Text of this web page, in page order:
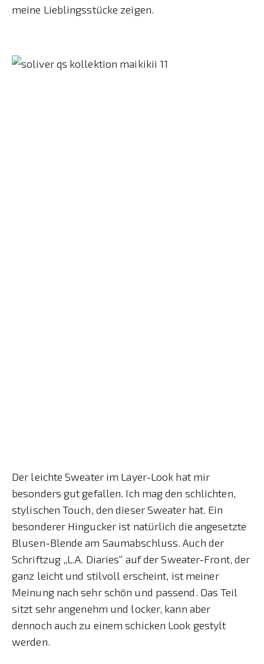
meine Lieblingsstücke zeigen.
Der leichte Sweater im Layer-Look hat mir
besonders gut gefallen. Ich mag den schlichten,
stylischen Touch, den dieser Sweater hat. Ein
besonderer Hingucker ist natürlich die angesetzte
Blusen-Blende am Saumabschluss. Auch der
Schriftzug „L.A. Diaries“ auf der Sweater-Front, der
ganz leicht und stilvoll erscheint, ist meiner
Meinung nach sehr schön und passend. Das Teil
sitzt sehr angenehm und locker, kann aber
dennoch auch zu einem schicken Look gestylt
werden.